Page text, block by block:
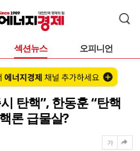
섹션뉴스 오피니언
탄핵”, 한동훈 “탄핵
론 급물살?
가